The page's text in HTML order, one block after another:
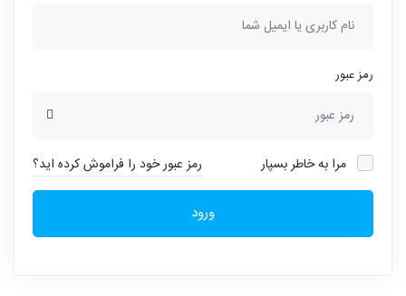
رمز عبور
مرا به خاطر بسپار رمز عبور خود را فراموش کرده اید؟
ورود